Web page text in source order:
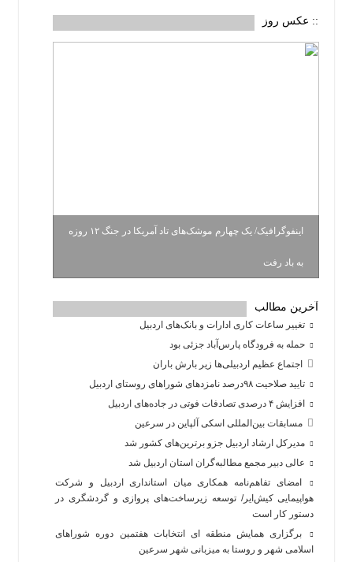
:: عکس روز
اینفوگرافیک/ یک چهارم موشک‌های تاد آمریکا در جنگ ۱۲ روزه
به باد رفت
آخرین مطالب
تغییر ساعات کاری ادارات و بانک‌های اردبیل
حمله به فرودگاه پارس‌‌آباد جزئی بود
اجتماع عظیم اردبیلی‌ها زیر بارش باران
تایید صلاحیت ۹۸درصد نامزدهای شوراهای روستای اردبیل
افزایش ۴ درصدی تصادفات فوتی در جاده‌های اردبیل
مسابقات بین‌المللی اسکی آلپاین در سرعین
مدیرکل ارشاد اردبیل جزو برترین‌های کشور شد
عالی دبیر مجمع مطالبه‌گران استان اردبیل شد
امضای تفاهم‌نامه همکاری میان استانداری اردبیل و شرکت
هواپیمایی کیش‌ایر/ توسعه زیرساخت‌های پروازی و گردشگری در
دستور کار است
برگزاری همایش منطقه ای انتخابات هفتمین دوره شوراهای
اسلامی شهر و روستا به میزبانی شهر سرعین